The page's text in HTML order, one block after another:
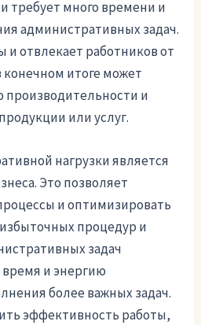
требует много времени и
административных задач.
и отвлекает работников от
конечном итоге может
и
или услуг.
нагрузки является
Это позволяет
и оптимизировать
процедур и
задач
время и энергию
более важных задач.
эффективность работы,